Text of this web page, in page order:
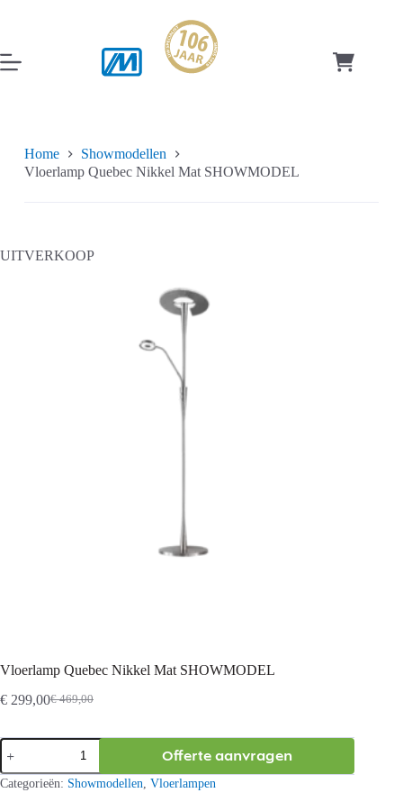
inhoud
Home
Showmodellen
Vloerlamp Quebec Nikkel Mat SHOWMODEL
UITVERKOOP
Vloerlamp Quebec Nikkel Mat SHOWMODEL
€469,00
Oorspronkelijke
was:
€ 469,00.
€ 299,00Huidige
is:
€ 299,00.
Vloerlamp
Quebec
Nikkel
Mat
Offerte aanvragen
Categorieën: Showmodellen Vloerlampen